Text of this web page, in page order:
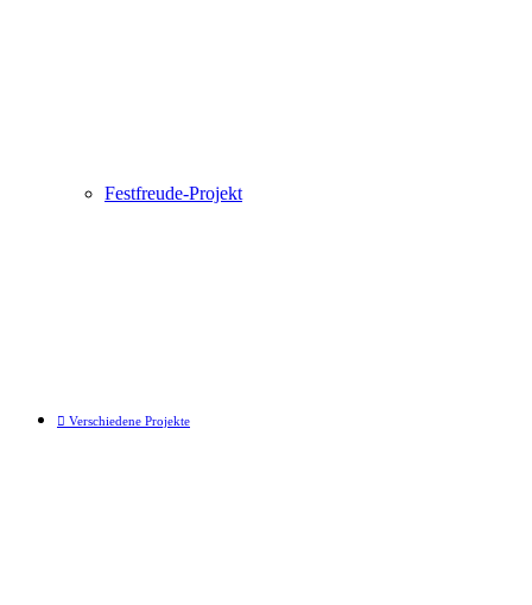
Festfreude-Projekt
Verschiedene Projekte